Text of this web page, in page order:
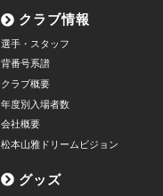
クラブ情報
選手・スタッフ
背番号系譜
クラブ概要
年度別入場者数
会社概要
松本山雅ドリームビジョン
グッズ